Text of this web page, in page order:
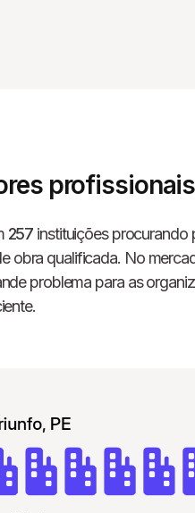
257 instituições procurando
obra qualificada. No
problema para as